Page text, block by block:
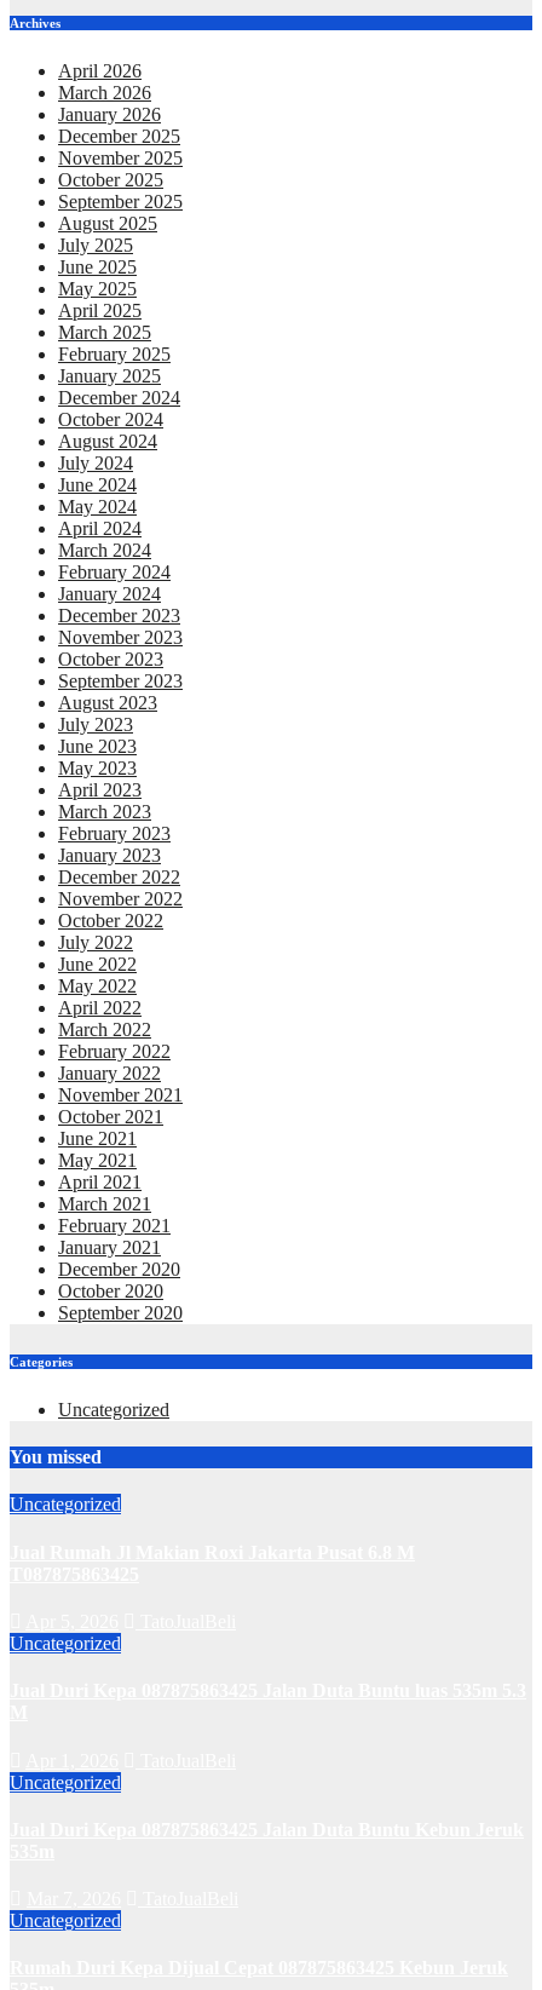
Archives
April 2026
March 2026
January 2026
December 2025
November 2025
October 2025
September 2025
August 2025
July 2025
June 2025
May 2025
April 2025
March 2025
February 2025
January 2025
December 2024
October 2024
August 2024
July 2024
June 2024
May 2024
April 2024
March 2024
February 2024
January 2024
December 2023
November 2023
October 2023
September 2023
August 2023
July 2023
June 2023
May 2023
April 2023
March 2023
February 2023
January 2023
December 2022
November 2022
October 2022
July 2022
June 2022
May 2022
April 2022
March 2022
February 2022
January 2022
November 2021
October 2021
June 2021
May 2021
April 2021
March 2021
February 2021
January 2021
December 2020
October 2020
September 2020
Categories
Uncategorized
You missed
Uncategorized
Uncategorized
Uncategorized
Uncategorized